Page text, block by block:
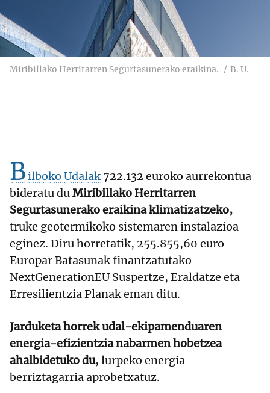
Miribillako Herritarren Segurtasunerako eraikina. B. U.
Bilboko Udalak722.132 euroko aurrekontua
bideratu duMiribillako Herritarren
Segurtasunerako eraikina klimatizatzeko,
truke geotermikoko sistemaren instalazioa
eginez. Diru horretatik, 255.855,60 euro
Europar Batasunak finantzatutako
NextGenerationEU Suspertze, Eraldatze eta
Erresilientzia Planakeman ditu.
Jarduketa horrek udal-ekipamenduaren
energia-efizientzia nabarmen hobetzea
ahalbidetuko du, lurpeko energia
berriztagarria aprobetxatuz.